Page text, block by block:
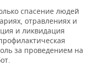
спасение людей
отравлениях и
и ликвидация
за проведением на